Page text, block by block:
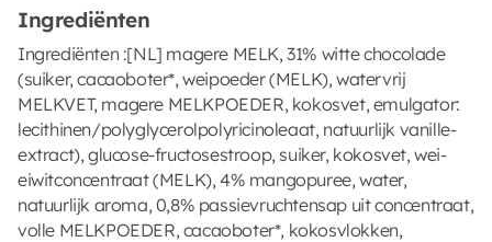
Ingrediënten
Ingrediënten :[NL] magere MELK, 31% witte chocolade
(suiker, cacaoboter*, weipoeder (MELK), watervrij
MELKVET, magere MELKPOEDER, kokosvet, emulgator:
lecithinen/polyglycerolpolyricinoleaat, natuurlijk vanille-
extract), glucose-fructosestroop, suiker, kokosvet, wei-
eiwitconcentraat (MELK), 4% mangopuree, water,
natuurlijk aroma, 0,8% passievruchtensap uit concentraat,
volle MELKPOEDER, cacaoboter*, kokosvlokken,